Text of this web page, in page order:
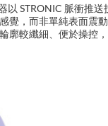
以 STRONIC 脈衝推送
覺，而非單純表面震
廓較纖細、便於操控
面手柄內嵌直覺式按